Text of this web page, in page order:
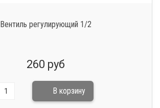
Вентиль регулирующий 1/2
260 руб